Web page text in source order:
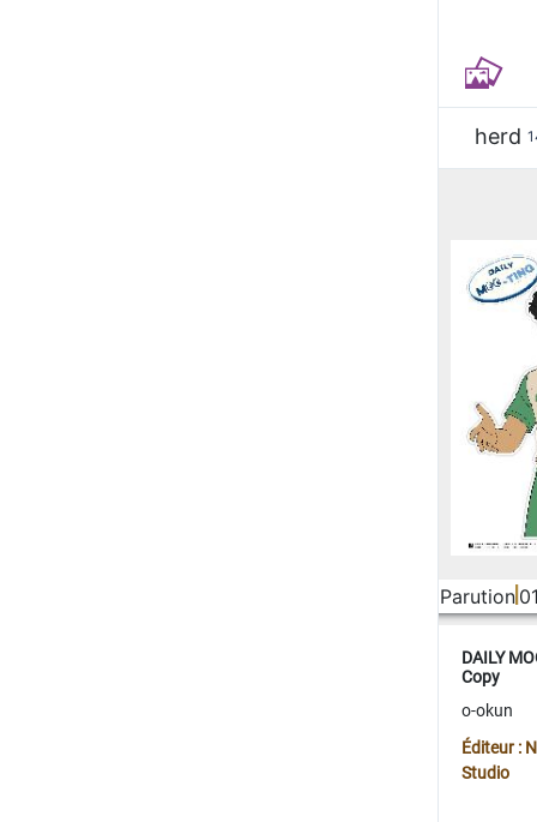
herd
Parution
DAILY
Copy
o-okun
Éditeur :
Studio